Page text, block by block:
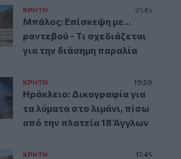
ΚΡΗΤΗ 21:45
Μπάλος: Επίσκεψη με…
ραντεβού - Τι σχεδιάζεται
για την διάσημη παραλία
ΚΡΗΤΗ 19:59
Ηράκλειο: Δικογραφία για
τα λύματα στο λιμάνι, πίσω
από την πλατεία 18 Άγγλων
ΚΡΗΤΗ 17:45